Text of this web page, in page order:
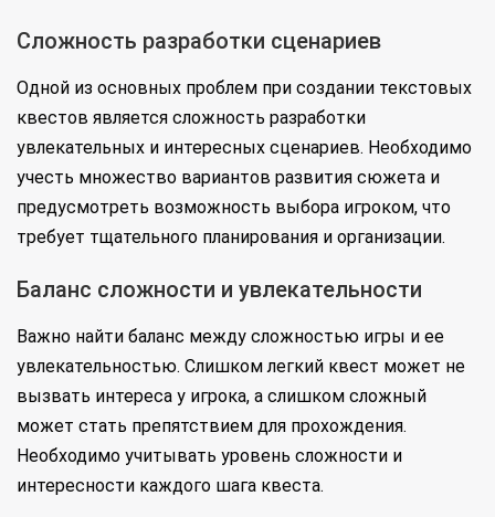
Сложность разработки сценариев
Одной из основных проблем при создании текстовых
квестов является сложность разработки
увлекательных и интересных сценариев. Необходимо
учесть множество вариантов развития сюжета и
предусмотреть возможность выбора игроком, что
требует тщательного планирования и организации.
Баланс сложности и увлекательности
Важно найти баланс между сложностью игры и ее
увлекательностью. Слишком легкий квест может не
вызвать интереса у игрока, а слишком сложный
может стать препятствием для прохождения.
Необходимо учитывать уровень сложности и
интересности каждого шага квеста.